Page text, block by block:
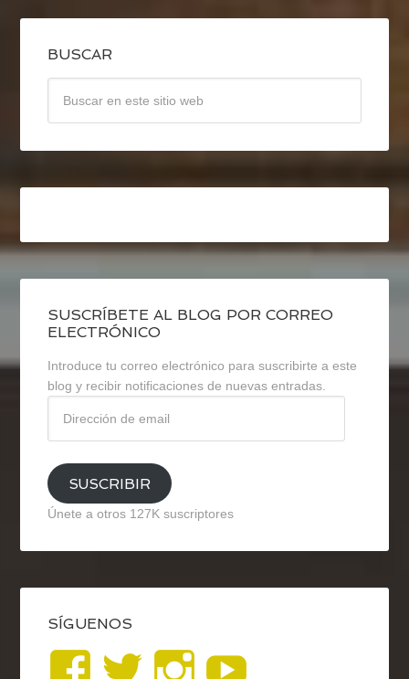
BUSCAR
SUSCRÍBETE AL BLOG POR CORREO
ELECTRÓNICO
Introduce tu correo electrónico para suscribirte a este
blog y recibir notificaciones de nuevas entradas.
email
SUSCRIBIR
Únete a otros 127K suscriptores
SÍGUENOS
VerVerVer